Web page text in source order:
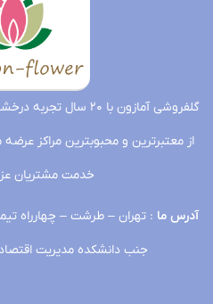
گلفروشی آمازون با ۲۰
از معتبرترین و محبوبترین مراکز
خدمت مشتریان
آدرس ما
جنب دانشکده مدیریت اقتصاد شریف